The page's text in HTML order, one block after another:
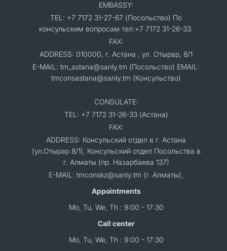
EMBASSY:
TEL: +7 7172 31-27-67 (Посольство) По
консульским вопросам тел:+7 7172 31-26-33.
FAX:
ADDRESS: 010000, г. Астана , ул. Отырар, 8/1
E-MAIL: tm_astana@sanly.tm (Посольство) EMAIL:
tmconsastana@sanly.tm (Консульство)
CONSULATE:
TEL: +7 7172 31-26-33 (Астана)
FAX:
ADDRESS: Консульский отдел в г. Астана
(ул.Отырар 8/1), Консульский отдел Посольства в
г. Алматы (пр. Назарбаева 137)
E-MAIL: tmconskz@sanly.tm (г. Алматы),
Appointments
Mo, Tu, We, Th : 9:00 - 17:30
Call center
Mo, Tu, We, Th : 9:00 - 17:30